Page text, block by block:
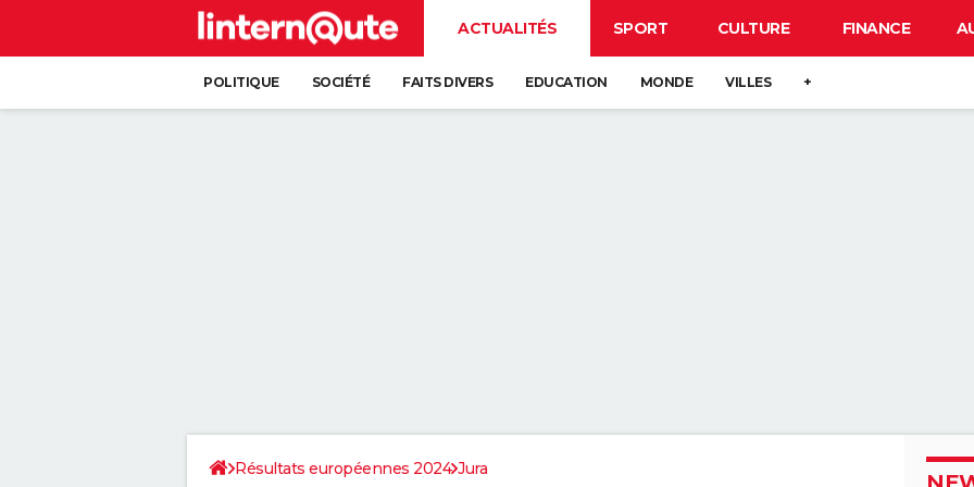
ACTUALITÉS SPORT CULTURE FINANCE
POLITIQUE SOCIÉTÉ FAITS DIVERS EDUCATION MONDE VILLES +
Résultats européennes 2024 Jura